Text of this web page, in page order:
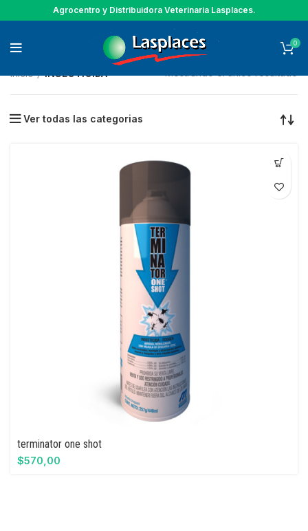
Agrocentro y Distribuidora Veterinaria Lasplaces.
0
Inicio INSECTICIDA
Ver todas las categorias
terminator one shot
$570,00